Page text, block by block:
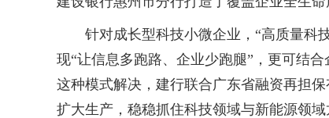
针对成长型科技小微企业，“高质量科技
现“让信息多跑路、企业少跑腿”，更可结
这种模式解决，建行联合广东省融资再担
扩大生产，稳稳抓住科技领域与新能源领域